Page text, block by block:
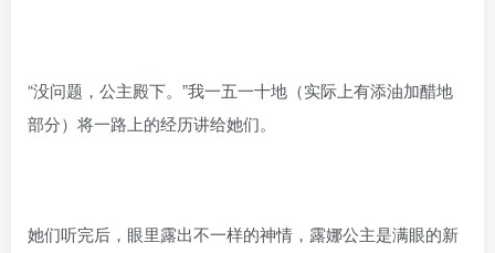
“没问题，公主殿下。”我一五一十地（实际上有添油加醋地
部分）将一路上的经历讲给她们。
她们听完后，眼里露出不一样的神情，露娜公主是满眼的新